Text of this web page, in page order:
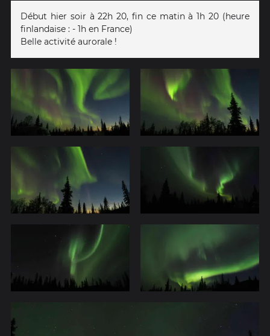
Début hier soir à 22h 20, fin ce matin à 1h 20 (heure
finlandaise : - 1h en France)
Belle activité aurorale !